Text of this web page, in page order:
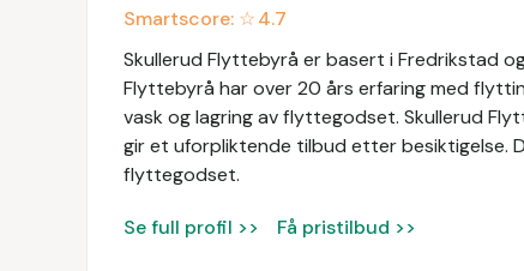
Smartscore: ☆4.7
Skullerud Flyttebyrå er basert i Fredrikstad
Flyttebyrå har over 20 års erfaring med
vask og lagring av flyttegodset. Skullerud
gir et uforpliktende tilbud etter besiktigelse.
flyttegodset.
Se full profil >> Få pristilbud >>